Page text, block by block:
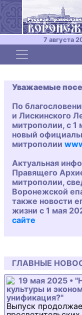
7 августа
Toggle
Уважаемые
По
и Лискинского
митрополии, с 1
новый
митрополии
Актуальная
Правящего
митрополии,
Воронежской
также новости
жизни с 1 мая
сайте
ГЛАВНЫЕ
19 мая 2025 •
культуры и
унификация?"
Выпуск